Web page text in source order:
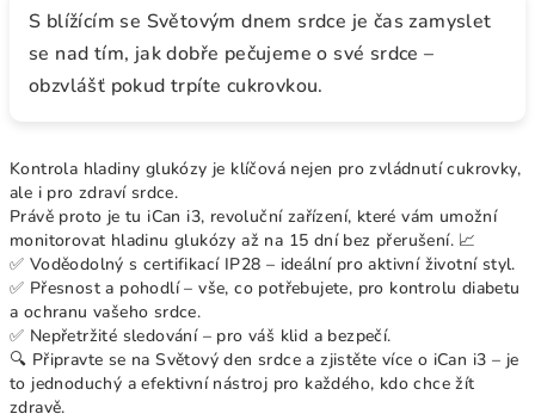
S blížícím se Světovým dnem srdce je čas zamyslet
se nad tím, jak dobře pečujeme o své srdce –
obzvlášť pokud trpíte cukrovkou.
Kontrola hladiny glukózy je klíčová nejen pro zvládnutí cukrovky,
ale i pro zdraví srdce.
Právě proto je tu iCan i3, revoluční zařízení, které vám umožní
monitorovat hladinu glukózy až na 15 dní bez přerušení. 📈
✅ Voděodolný s certifikací IP28 – ideální pro aktivní životní styl.
✅ Přesnost a pohodlí – vše, co potřebujete, pro kontrolu diabetu
a ochranu vašeho srdce.
✅ Nepřetržité sledování – pro váš klid a bezpečí.
🔍 Připravte se na Světový den srdce a zjistěte více o iCan i3 – je
to jednoduchý a efektivní nástroj pro každého, kdo chce žít
zdravě.